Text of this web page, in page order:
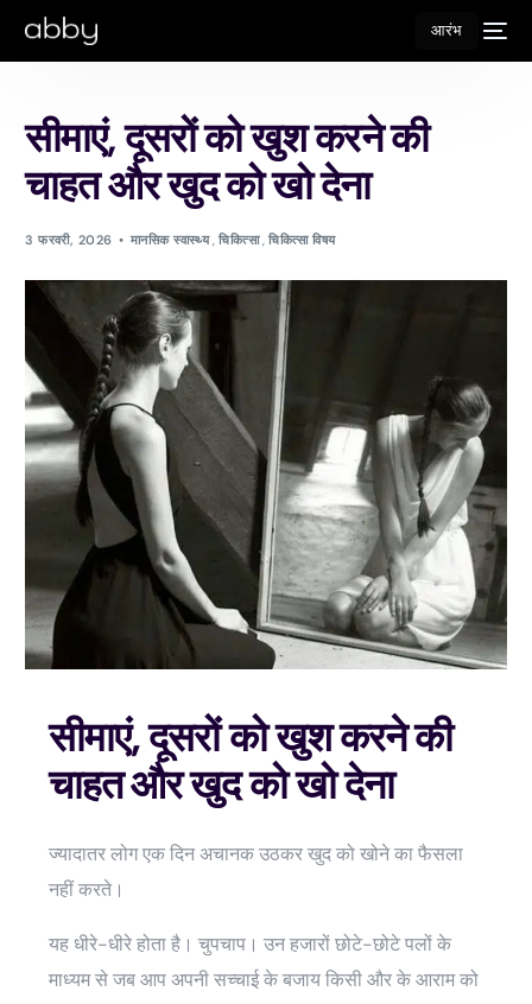
आरंभ
सीमाएं, दूसरों को खुश करने की
चाहत और खुद को खो देना
3 फरवरी, 2026 मानसिक स्वास्थ्य,चिकित्सा,चिकित्सा विषय
सीमाएं, दूसरों को खुश करने की
चाहत और खुद को खो देना
ज्यादातर लोग एक दिन अचानक उठकर खुद को खोने का फैसला
नहीं करते।
यह धीरे-धीरे होता है। चुपचाप। उन हजारों छोटे-छोटे पलों के
माध्यम से जब आप अपनी सच्चाई के बजाय किसी और के आराम को